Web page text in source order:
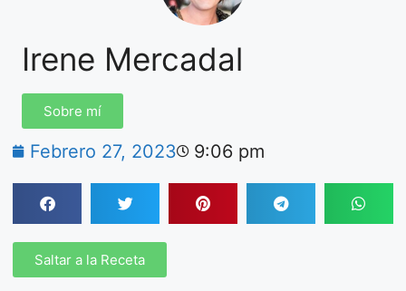
Irene Mercadal
Sobre mí
Febrero 27, 2023 9:06 pm
Saltar a la Receta